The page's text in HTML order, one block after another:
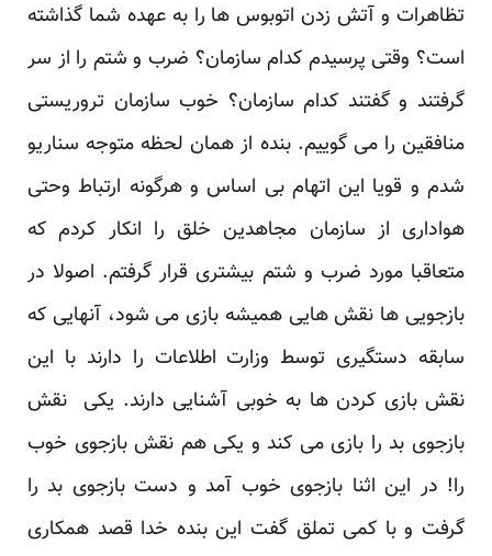
تظاهرات و آتش زدن اتوبوس ها را به عهده شما گذاشته
است؟ وقتی پرسیدم کدام سازمان؟ ضرب و شتم را از سر
گرفتند و گفتند کدام سازمان؟ خوب سازمان تروریستی
منافقین را می گوییم. بنده از همان لحظه متوجه سناریو
شدم و قویا این اتهام بی اساس و هرگونه ارتباط وحتی
هواداری از سازمان مجاهدین خلق را انکار کردم که
متعاقبا مورد ضرب و شتم بیشتری قرار گرفتم. اصولا در
بازجویی ها نقش هایی همیشه بازی می شود، آنهایی که
سابقه دستگیری توسط وزارت اطلاعات را دارند با این
نقش بازی کردن ها به خوبی آشنایی دارند. یکی نقش
بازجوی بد را بازی می کند و یکی هم نقش بازجوی خوب
را! در این اثنا بازجوی خوب آمد و دست بازجوی بد را
گرفت و با کمی تملق گفت این بنده خدا قصد همکاری